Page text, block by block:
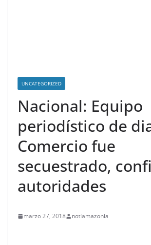
UNCATEGORIZED
Nacional: Equipo
periodístico de
Comercio fue
secuestrado,
autoridades
marzo 27, 2018 notiamazonia